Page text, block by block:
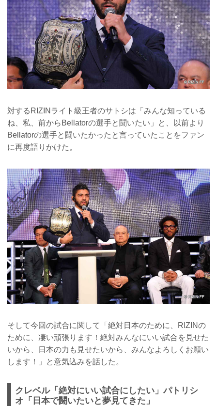
対するRIZINライト級王者のサトシは「みんな知っている
ね、私、前からBellatorの選手と闘いたい」と、以前より
Bellatorの選手と闘いたかったと言っていたことをファン
に再度語りかけた。
そして今回の試合に関して「絶対日本のために、RIZINの
ために、凄い頑張ります！絶対みんなにいい試合を見せた
いから、日本の力も見せたいから、みんなよろしくお願い
します！」と意気込みを話した。
クレベル「絶対にいい試合にしたい」パトリシ
オ「日本で闘いたいと夢見てきた」